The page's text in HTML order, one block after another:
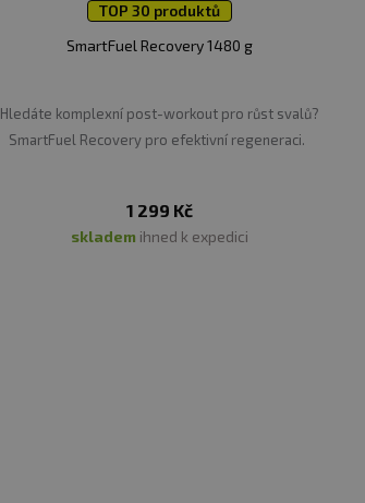
TOP 30 produktů
SmartFuel Recovery 1480 g
Hledáte komplexní post-workout pro růst svalů?
SmartFuel Recovery pro efektivní regeneraci.
1 299 Kč
skladem ihned k expedici